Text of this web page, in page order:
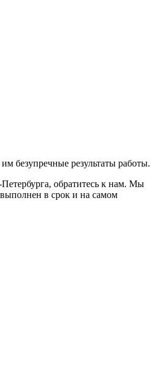
безупречные результаты работы.
обратитесь к нам. Мы
в срок и на самом